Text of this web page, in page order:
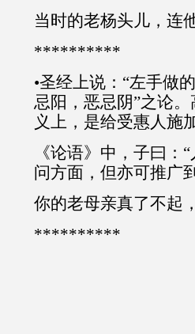
当时的老杨头儿，连
**********
•圣经上说：“左手做
忌阳，恶忌阴”之论
义上，是给受惠人施
《论语》中，子曰：
问方面，但亦可推广
你的老母亲真了不起
**********